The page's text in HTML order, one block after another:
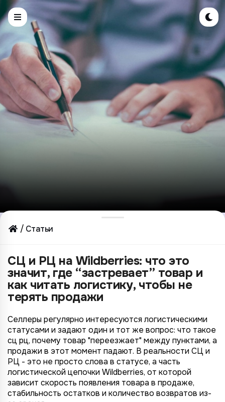
Статьи
СЦ и РЦ на Wildberries: что это
значит, где “застревает” товар и
как читать логистику, чтобы не
терять продажи
Селлеры регулярно интересуются логистическими
статусами и задают один и тот же вопрос: что такое
сц рц, почему товар "переезжает" между пунктами, а
продажи в этот момент падают. В реальности СЦ и
РЦ - это не просто слова в статусе, а часть
логистической цепочки Wildberries, от которой
зависит скорость появления товара в продаже,
стабильность остатков и количество возвратов из-